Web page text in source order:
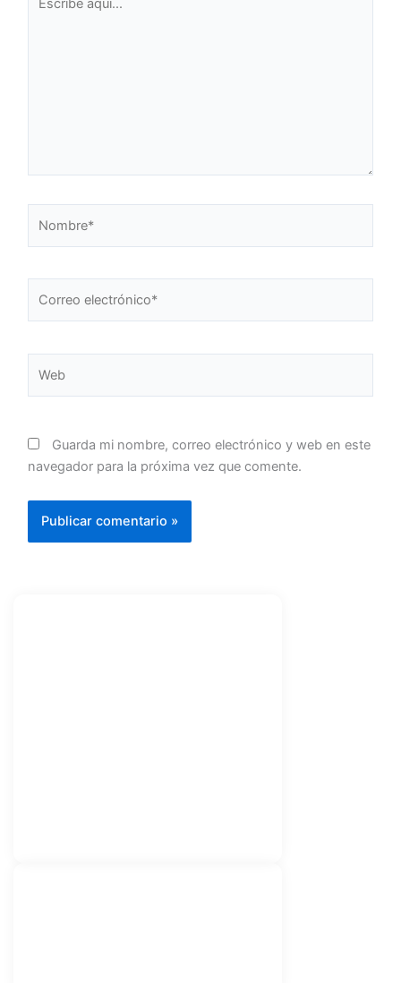
aquí...
Guarda mi nombre, correo electrónico y web en este
navegador para la próxima vez que comente.